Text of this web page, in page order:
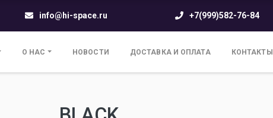
info@hi-space.ru +7(999)582-76-84
О НАС НОВОСТИ ДОСТАВКА И ОПЛАТА КОНТАКТЫ